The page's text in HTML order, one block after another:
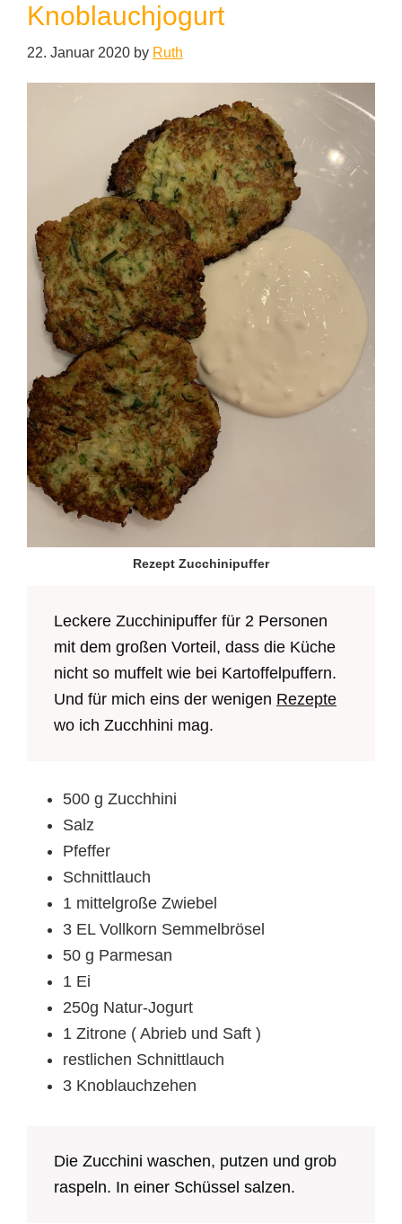
Knoblauchjogurt
22. Januar 2020 by Ruth
Rezept Zucchinipuffer
Leckere Zucchinipuffer für 2 Personen
mit dem großen Vorteil, dass die Küche
nicht so muffelt wie bei Kartoffelpuffern.
Und für mich eins der wenigen Rezepte
wo ich Zucchhini mag.
500 g Zucchhini
Salz
Pfeffer
Schnittlauch
1 mittelgroße Zwiebel
3 EL Vollkorn Semmelbrösel
50 g Parmesan
1 Ei
250g Natur-Jogurt
1 Zitrone ( Abrieb und Saft )
restlichen Schnittlauch
3 Knoblauchzehen
Die Zucchini waschen, putzen und grob
raspeln. In einer Schüssel salzen.